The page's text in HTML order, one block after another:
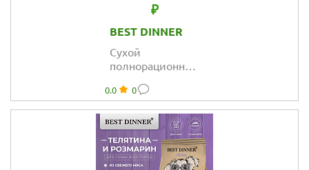
₽
BEST DINNER
Сухой
полнорационный
MONOPROTEIN
для собак
средних и
крупных пород,
белая рыба и
киноа
0.0 0